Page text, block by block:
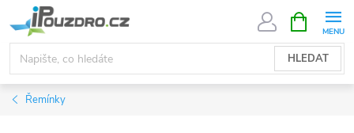
na
obsah
HLEDAT
NÁKUPNÍ
KOŠÍK
Řemínky